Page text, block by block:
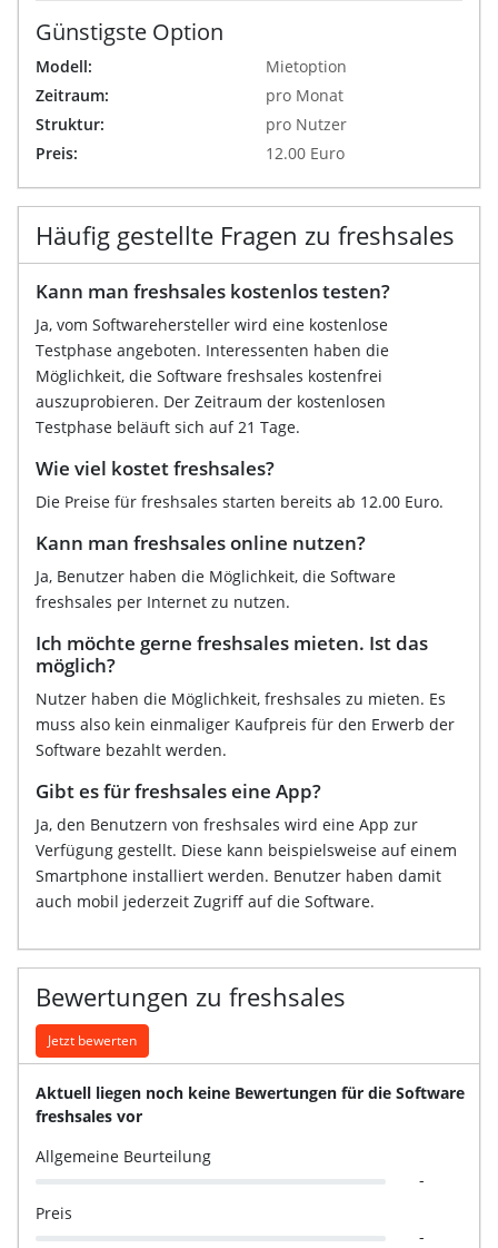
Günstigste Option
Modell:
Mietoption
Zeitraum:
pro Monat
Struktur:
pro Nutzer
Preis:
12.00 Euro
Häufig gestellte Fragen zu freshsales
Kann man freshsales kostenlos testen?
Ja, vom Softwarehersteller wird eine kostenlose
Testphase angeboten. Interessenten haben die
Möglichkeit, die Software freshsales kostenfrei
auszuprobieren. Der Zeitraum der kostenlosen
Testphase beläuft sich auf 21 Tage.
Wie viel kostet freshsales?
Die Preise für freshsales starten bereits ab 12.00 Euro.
Kann man freshsales online nutzen?
Ja, Benutzer haben die Möglichkeit, die Software
freshsales per Internet zu nutzen.
Ich möchte gerne freshsales mieten. Ist das
möglich?
Nutzer haben die Möglichkeit, freshsales zu mieten. Es
muss also kein einmaliger Kaufpreis für den Erwerb der
Software bezahlt werden.
Gibt es für freshsales eine App?
Ja, den Benutzern von freshsales wird eine App zur
Verfügung gestellt. Diese kann beispielsweise auf einem
Smartphone installiert werden. Benutzer haben damit
auch mobil jederzeit Zugriff auf die Software.
Bewertungen zu freshsales
Jetzt bewerten
Aktuell liegen noch keine Bewertungen für die Software
freshsales vor
Allgemeine Beurteilung
-
Preis
-